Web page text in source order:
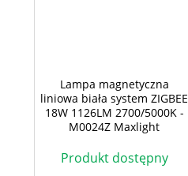
Lampa magnetyczna
liniowa biała system ZIGBEE
18W 1126LM 2700/5000K -
M0024Z Maxlight
Produkt dostępny